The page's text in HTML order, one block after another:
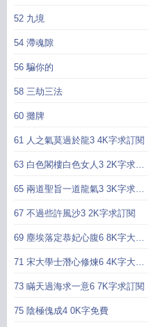
52 九境
54 滯魂隙
56 騙你的
58 三劫三法
60 攤牌
61 人之氣莫過於龍3 4K字求訂閱
63 白色閣樓白色女人3 2K字求訂
閱
65 兩道聖旨一道龍氣3 3K字求訂
閱
67 不過些許風沙3 2K字求訂閱
69 塵埃落定恭妃心腹6 8K字大章
求訂閱
71 宋大學士潛心修煉6 4K字大章
求訂閱
73 瞞天過海求一意6 7K字求訂閱
75 陰極傀成4 0K字免費